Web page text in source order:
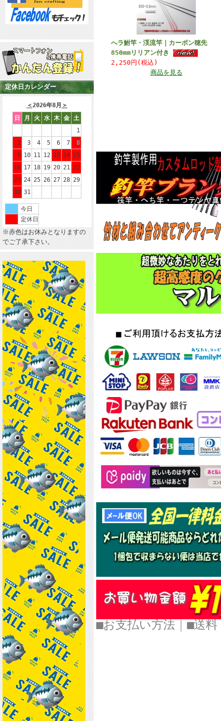
定休日カレンダー
＜2026年8月 ＞
日
月 火 水 木 金
土
1
2
3 4 5 6 7
8
9 10 11 12 13 14 15
16 17 18 19 20 21 22
23 24 25 26 27 28 29
30 31
今日
定休日
※赤色はお休みとなりますの
でご了承下さい。
へラ鮒竿・渓流竿｜カーボン穂先
850mmリリアン付き
2,250円(税込)
商品を見る
■お支払い方法 ■